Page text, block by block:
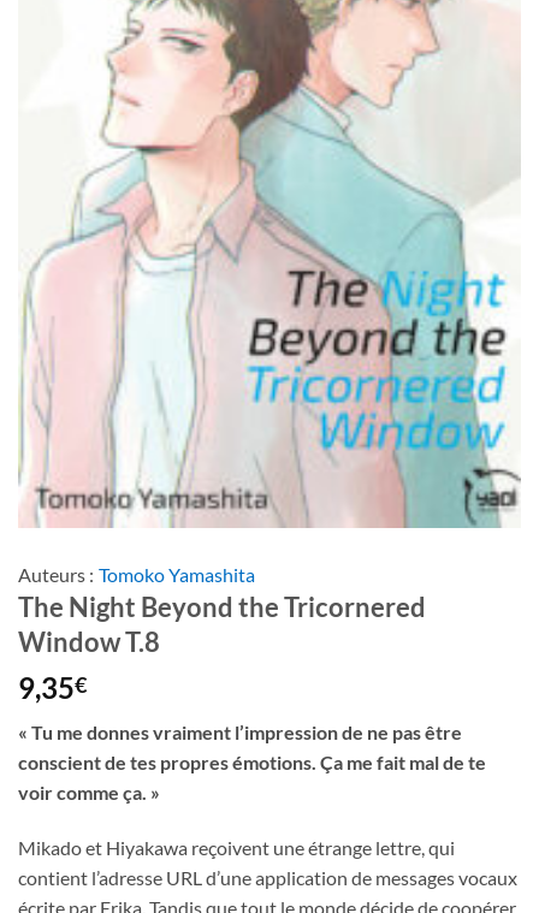
Auteurs : Tomoko Yamashita
The Night Beyond the Tricornered
Window T.8
9,35€
« Tu me donnes vraiment l’impression de ne pas être
conscient de tes propres émotions. Ça me fait mal de te
voir comme ça. »
Mikado et Hiyakawa reçoivent une étrange lettre, qui
contient l’adresse URL d’une application de messages vocaux
écrite par Erika. Tandis que tout le monde décide de coopérer